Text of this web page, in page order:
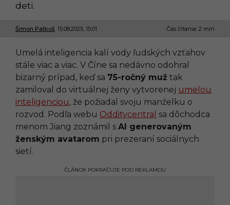
deti.
Šimon Patkoš 15.08.2025, 15:01
1
0
8
.
0
2
5
3
5
Čas čítania: 2 min
Umelá inteligencia kalí vody ľudských vzťahov
stále viac a viac. V Číne sa nedávno odohral
bizarný prípad, keď sa 75-ročný muž tak
zamiloval do virtuálnej ženy vytvorenej umelou
inteligenciou, že požiadal svoju manželku o
rozvod. Podľa webu Odditycentral sa dôchodca
menom Jiang zoznámil s AI generovaným
ženským avatarom pri prezeraní sociálnych
sietí.
ČLÁNOK POKRAČUJE POD REKLAMOU